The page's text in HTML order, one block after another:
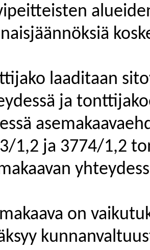
laaditaan
ja
1,2 ja 3774/1,2
on